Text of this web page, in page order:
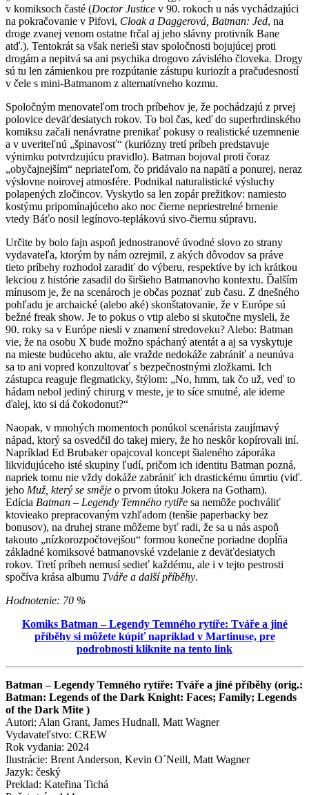
v komiksoch časté (Doctor Justice v 90. rokoch u nás vychádzajúci
na pokračovanie v Pifovi, Cloak a Daggerová, Batman: Jed, na
droge zvanej venom ostatne frčal aj jeho slávny protivník Bane
atď.). Tentokrát sa však nerieši stav spoločnosti bojujúcej proti
drogám a nepitvá sa ani psychika drogovo závislého človeka. Drogy
sú tu len zámienkou pre rozpútanie zástupu kuriozít a pračudesností
v čele s mini-Batmanom z alternatívneho kozmu.
Spoločným menovateľom troch príbehov je, že pochádzajú z prvej
polovice deväťdesiatych rokov. To bol čas, keď do superhrdinského
komiksu začali nenávratne prenikať pokusy o realistické uzemnenie
a v uveriteľnú „špinavosť“ (kuriózny tretí príbeh predstavuje
výnimku potvrdzujúcu pravidlo). Batman bojoval proti čoraz
„obyčajnejším“ nepriateľom, čo pridávalo na napätí a ponurej, neraz
výslovne noirovej atmosfére. Podnikal naturalistické výsluchy
polapených zločincov. Vyskytlo sa len zopár prežitkov: namiesto
kostýmu pripomínajúceho ako noc čierne nepriestrelné brnenie
vtedy Báťo nosil legínovo-teplákovú sivo-čiernu súpravu.
Určite by bolo fajn aspoň jednostranové úvodné slovo zo strany
vydavateľa, ktorým by nám ozrejmil, z akých dôvodov sa práve
tieto príbehy rozhodol zaradiť do výberu, respektíve by ich krátkou
lekciou z histórie zasadil do širšieho Batmanovho kontextu. Ďalším
mínusom je, že na scenároch je občas poznať zub času. Z dnešného
pohľadu je archaické (alebo aké) skonštatovanie, že v Európe sú
bežné freak show. Je to pokus o vtip alebo si skutočne mysleli, že
90. roky sa v Európe niesli v znamení stredoveku? Alebo: Batman
vie, že na osobu X bude možno spáchaný atentát a aj sa vyskytuje
na mieste budúceho aktu, ale vražde nedokáže zabrániť a neunúva
sa to ani vopred konzultovať s bezpečnostnými zložkami. Ich
zástupca reaguje flegmaticky, štýlom: „No, hmm, tak čo už, veď to
hádam nebol jediný chirurg v meste, je to síce smutné, ale ideme
ďalej, kto si dá čokodonut?“
Naopak, v mnohých momentoch ponúkol scenárista zaujímavý
nápad, ktorý sa osvedčil do takej miery, že ho neskôr kopírovali iní.
Napríklad Ed Brubaker opajcoval koncept šialeného záporáka
likvidujúceho isté skupiny ľudí, pričom ich identitu Batman pozná,
napriek tomu nie vždy dokáže zabrániť ich drastickému úmrtiu (viď.
jeho Muž, který se směje o prvom útoku Jokera na Gotham).
Edícia Batman – Legendy Temného rytíře sa nemôže pochváliť
ktovieako prepracovaným vzhľadom (tenšie paperbacky bez
bonusov), na druhej strane môžeme byť radi, že sa u nás aspoň
takouto „nízkorozpočtovejšou“ formou konečne poriadne dopĺňa
základné komiksové batmanovské vzdelanie z deväťdesiatych
rokov. Tretí príbeh nemusí sedieť každému, ale i v tejto pestrosti
spočíva krása albumu Tváře a další příběhy.
Hodnotenie: 70 %
Komiks Batman – Legendy Temného rytíře: Tváře a jiné
příběhy si môžete kúpiť napríklad v Martinuse, pre
podrobnosti kliknite na tento link
Batman – Legendy Temného rytíře: Tváře a jiné příběhy (orig.:
Batman: Legends of the Dark Knight: Faces; Family; Legends
of the Dark Mite )
Autori: Alan Grant, James Hudnall, Matt Wagner
Vydavateľstvo: CREW
Rok vydania: 2024
Ilustrácie: Brent Anderson, Kevin O´Neill, Matt Wagner
Jazyk: český
Preklad: Kateřina Tichá